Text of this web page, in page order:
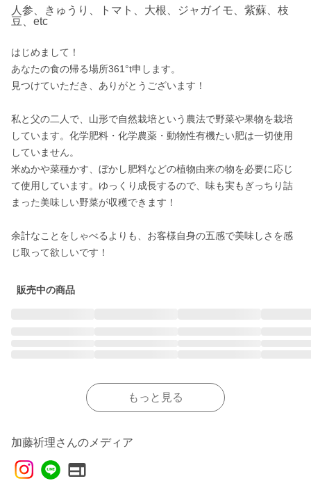
人参、きゅうり、トマト、大根、ジャガイモ、紫蘇、枝
豆、etc
はじめまして！
あなたの食の帰る場所361°t申します。
見つけていただき、ありがとうございます！
私と父の二人で、山形で自然栽培という農法で野菜や果物を栽培
しています。化学肥料・化学農薬・動物性有機たい肥は一切使用
していません。
米ぬかや菜種かす、ぼかし肥料などの植物由来の物を必要に応じ
て使用しています。ゆっくり成長するので、味も実もぎっちり詰
まった美味しい野菜が収穫できます！
余計なことをしゃべるよりも、お客様自身の五感で美味しさを感
じ取って欲しいです！
販売中の商品
もっと見る
加藤祈理さんのメディア